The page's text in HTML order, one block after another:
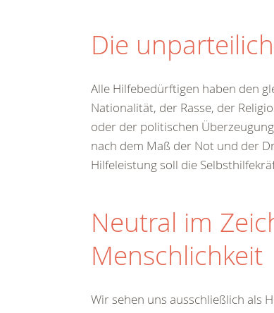
Die
Alle Hilfebedürftigen haben den
Nationalität, der Rasse, der
oder der politischen
nach dem Maß der Not und der
Hilfeleistung soll die
Neutral im
Menschlichkeit
Wir sehen uns ausschließlich als